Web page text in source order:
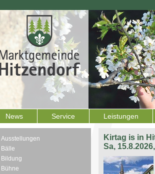
News Service Leistungen
Ausstellungen
Bälle
Bildung
Bühne
Kirtag is in
Sa,